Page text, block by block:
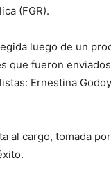
(FGR).
luego de un
que fueron
Ernestina
al cargo, tomada